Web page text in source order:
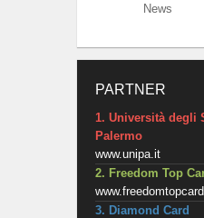
News
PARTNER
1. Università degli
Palermo
www.unipa.it
2. Freedom Top
3. Diamond Card